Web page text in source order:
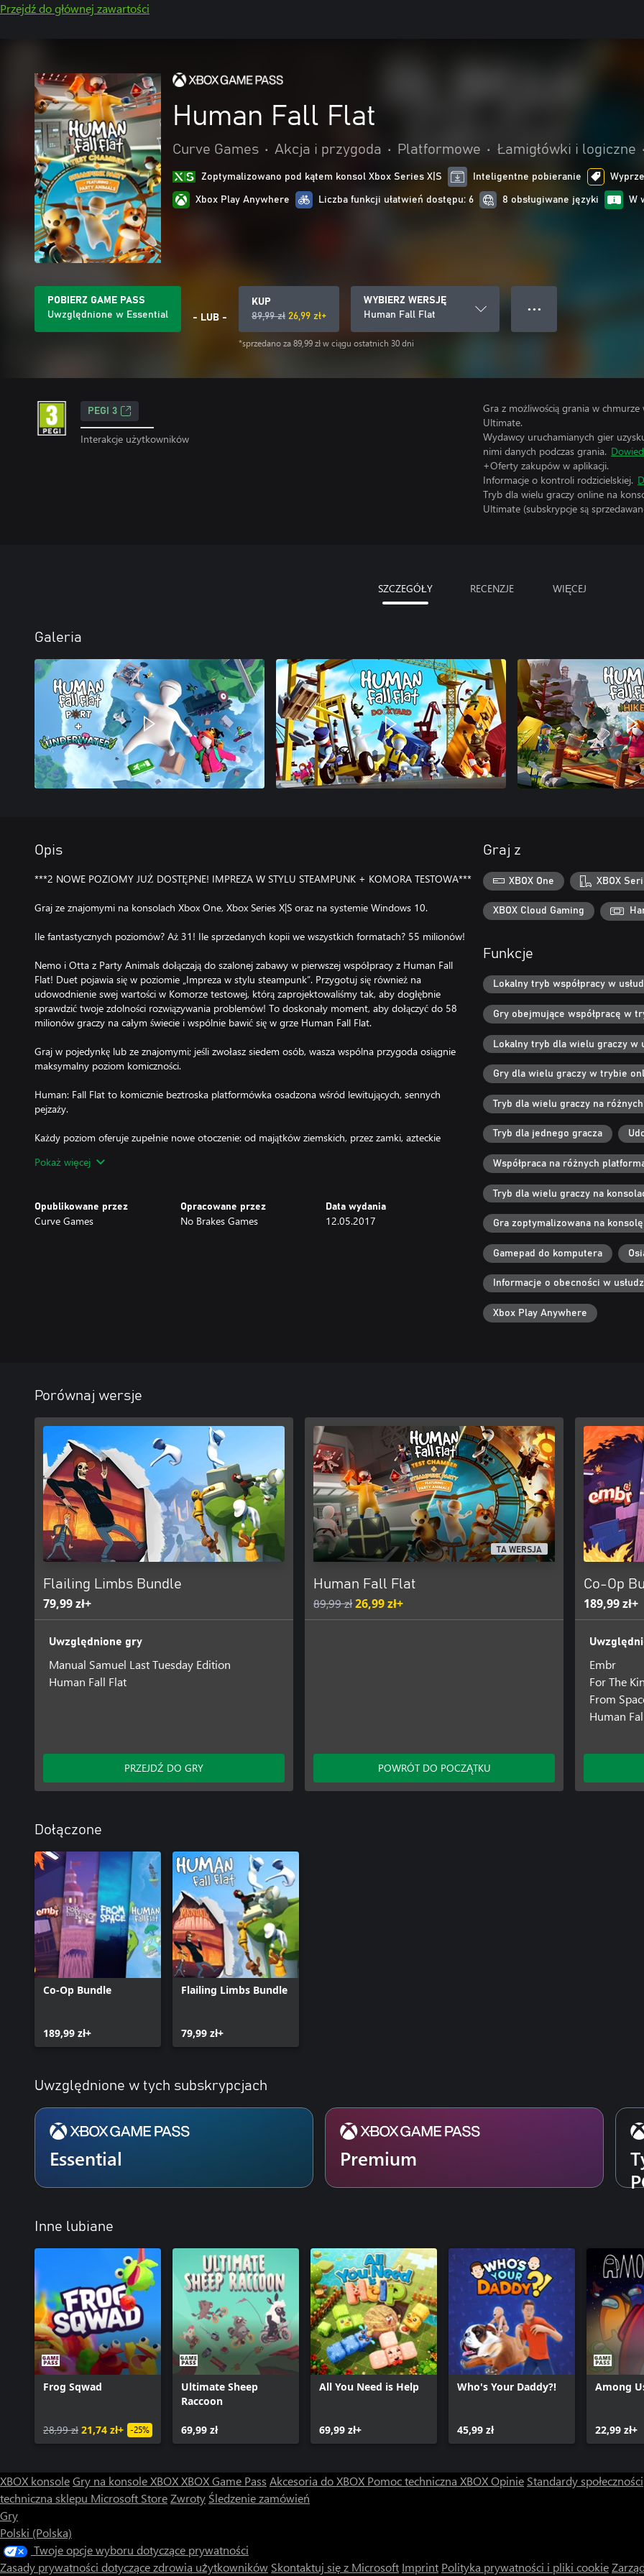
Przejdź do głównej zawartości
Human Fall Flat
Curve Games • Akcja i przygoda • Platformowe • Łamigłówki i logiczne
Zoptymalizowano pod kątem konsol Xbox Series X|S Inteligentne pobieranie
Xbox Play Anywhere Liczba funkcji ułatwień dostępu: 6 8 obsługiwane języki W
POBIERZ GAME PASS
Uwzględnione w Essential
- LUB -
KUP
89,99 zł 26,99 zł+
*sprzedano za 89,99 zł w ciągu ostatnich 30 dni
WYBIERZ WERSJĘ
Human Fall Flat
● ● ●
PEGI 3
Interakcje użytkowników
Gra z możliwością grania w
Ultimate.
Wydawcy uruchamianych gier
nimi danych podczas grania.
+Oferty zakupów w aplikacji.
Informacje o kontroli rodzicielskiej.
Tryb dla wielu graczy online na
Ultimate (subskrypcje są
SZCZEGÓŁY RECENZJE WIĘCEJ
Galeria
Opis
***2 NOWE POZIOMY JUŻ DOSTĘPNE! IMPREZA W STYLU STEAMPUNK + KOMORA TESTOWA***
Graj ze znajomymi na konsolach Xbox One, Xbox Series X|S oraz na systemie Windows 10.
Ile fantastycznych poziomów? Aż 31! Ile sprzedanych kopii we wszystkich formatach? 55 milionów!
Nemo i Otta z Party Animals dołączają do szalonej zabawy w pierwszej współpracy z Human Fall
Flat! Duet pojawia się w poziomie „Impreza w stylu steampunk”. Przygotuj się również na
udowodnienie swej wartości w Komorze testowej, którą zaprojektowaliśmy tak, aby dogłębnie
sprawdzić twoje zdolności rozwiązywania problemów! To doskonały moment, aby dołączyć do 58
milionów graczy na całym świecie i wspólnie bawić się w grze Human Fall Flat.
Graj w pojedynkę lub ze znajomymi; jeśli zwołasz siedem osób, wasza wspólna przygoda osiągnie
maksymalny poziom komiczności.
Human: Fall Flat to komicznie beztroska platformówka osadzona wśród lewitujących, sennych
pejzaży.
Każdy poziom oferuje zupełnie nowe otoczenie: od majątków ziemskich, przez zamki, azteckie
wiele ścieżek, a doskonale stonowane zagadki nagradzają eksplorację i pomysłowość.
przenoszenia lub wymachiwania przedmiotami łatwo, by coś poszło nie tak – z przekomicznym
rezultatem.
Pokaż więcej
Opublikowane przez
Curve Games
Opracowane przez
No Brakes Games
Data wydania
12.05.2017
Graj z
XBOX One XBOX
XBOX Cloud Gaming
Funkcje
Lokalny tryb współpracy w
Gry obejmujące współpracę w
Lokalny tryb dla wielu graczy w
Gry dla wielu graczy w trybie
Tryb dla wielu graczy na
Tryb dla jednego gracza
Współpraca na różnych
Tryb dla wielu graczy na
Gra zoptymalizowana na
Gamepad do komputera
Informacje o obecności w
Xbox Play Anywhere
Porównaj wersje
Flailing Limbs Bundle
79,99 zł+
Uwzględnione gry
Manual Samuel Last Tuesday Edition
Human Fall Flat
PRZEJDŹ DO GRY
TA WERSJA
Human Fall Flat
89,99 zł26,99 zł+
POWRÓT DO POCZĄTKU
Co-Op
189,99 zł+
Embr
For The
From
Human
Dołączone
Co-Op Bundle
189,99 zł+
Flailing Limbs Bundle
79,99 zł+
Uwzględnione w tych subskrypcjach
Essential Premium
Inne lubiane
Frog Sqwad
28,99 zł 21,74 zł+ -25%
Ultimate Sheep
Raccoon
69,99 zł
All You Need is Help
69,99 zł+
Who's Your Daddy?!
45,99 zł
Among
22,99 zł+
XBOX konsoleGry na konsole XBOXXBOX Game Pass Akcesoria do XBOX Pomoc techniczna XBOXOpinie Standardy społeczności
techniczna sklepu Microsoft StoreZwroty Śledzenie zamówień
Gry
Polski (Polska)
Twoje opcje wyboru dotyczące prywatności
Zasady prywatności dotyczące zdrowia użytkowników Skontaktuj się z Microsoft Imprint Polityka prywatności i pliki cookie